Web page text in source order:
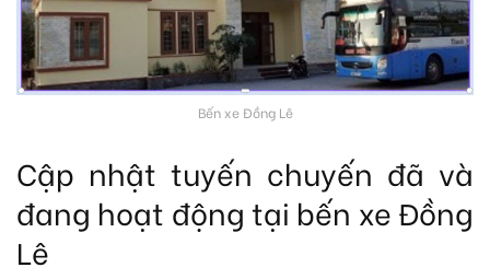
Bến xe Đồng Lê
Cập nhật tuyến chuyến đã và
đang hoạt động tại bến xe Đồng
Lê